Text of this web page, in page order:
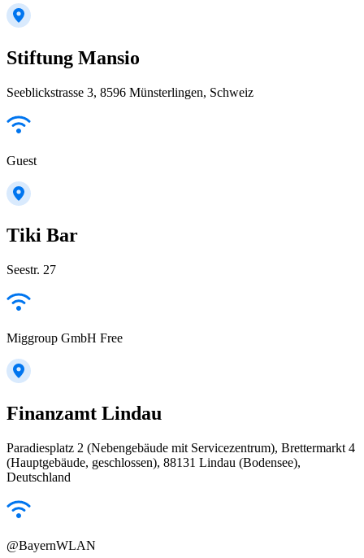
Stiftung Mansio
Seeblickstrasse 3, 8596 Münsterlingen, Schweiz
Guest
Tiki Bar
Seestr. 27
Miggroup GmbH Free
Finanzamt Lindau
Paradiesplatz 2 (Nebengebäude mit Servicezentrum), Brettermarkt 4
(Hauptgebäude, geschlossen), 88131 Lindau (Bodensee),
Deutschland
@BayernWLAN